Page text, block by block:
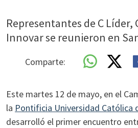
Representantes de C Líder,
Innovar se reunieron en
Comparte:
Este martes 12 de mayo, en el
la Pontificia Universidad Católica
desarrolló el primer encuentro